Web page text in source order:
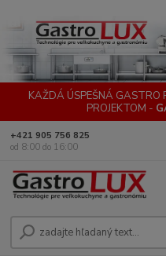
KAŽDÁ ÚSPEŠNÁ GASTRO
PROJEKTOM -
+421 905 756 825
od 8:00 do 16:00